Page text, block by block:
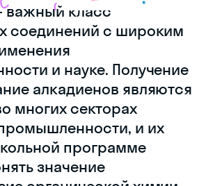
важный класс
соединений с широким
и науке. Получение
алкадиенов являются
многих секторах
и их
программе
значение